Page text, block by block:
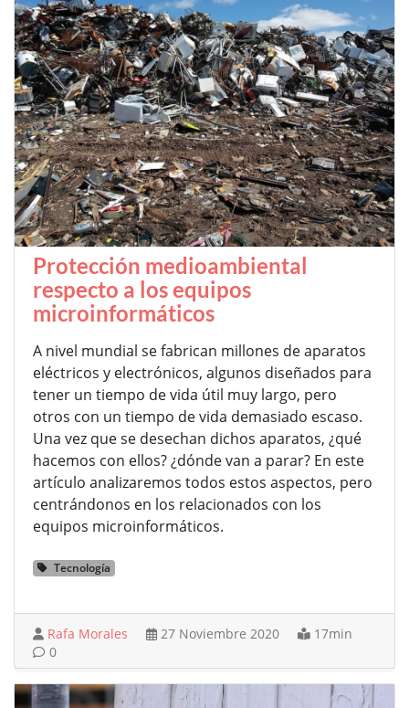
Protección medioambiental
respecto a los equipos
microinformáticos
A nivel mundial se fabrican millones de aparatos
eléctricos y electrónicos, algunos diseñados para
tener un tiempo de vida útil muy largo, pero
otros con un tiempo de vida demasiado escaso.
Una vez que se desechan dichos aparatos, ¿qué
hacemos con ellos? ¿dónde van a parar? En este
artículo analizaremos todos estos aspectos, pero
centrándonos en los relacionados con los
equipos microinformáticos.
Tecnología
Rafa Morales 27 Noviembre 2020
17min
0